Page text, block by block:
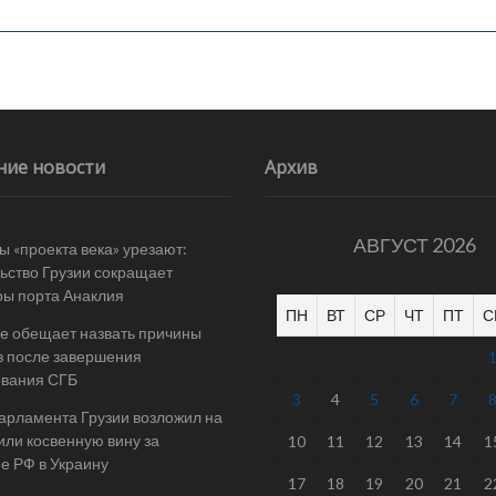
новости
«проекта века» урезают:
Грузии сокращает
порта Анаклия
обещает назвать причины
после завершения
СГБ
Грузии возложил на
косвенную вину за
РФ в Украину
Архив
АВГУСТ 2026
ПН ВТ СР ЧТ ПТ
1
3 4 5 6 7 8
10 11 12 13 14
17 18 19 20 21